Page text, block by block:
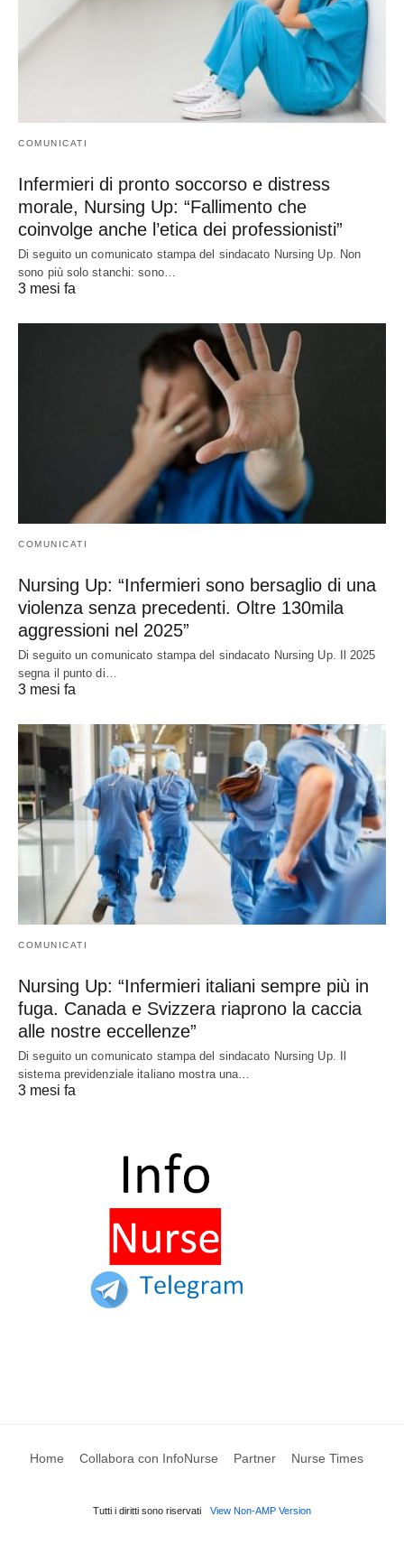
COMUNICATI
Infermieri di pronto soccorso e distress
morale, Nursing Up: “Fallimento che
coinvolge anche l’etica dei professionisti”
Di seguito un comunicato stampa del sindacato Nursing Up. Non
sono più solo stanchi: sono…
3 mesi fa
COMUNICATI
Nursing Up: “Infermieri sono bersaglio di una
violenza senza precedenti. Oltre 130mila
aggressioni nel 2025”
Di seguito un comunicato stampa del sindacato Nursing Up. Il 2025
segna il punto di…
3 mesi fa
COMUNICATI
Nursing Up: “Infermieri italiani sempre più in
fuga. Canada e Svizzera riaprono la caccia
alle nostre eccellenze”
Di seguito un comunicato stampa del sindacato Nursing Up. Il
sistema previdenziale italiano mostra una…
3 mesi fa
Home Collabora con InfoNurse Partner Nurse Times
Tutti i diritti sono riservati View Non-AMP Version